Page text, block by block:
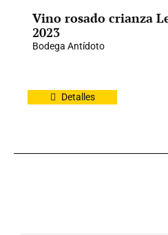
Vino rosado crianza
2023
Bodega Antídoto
Detalles